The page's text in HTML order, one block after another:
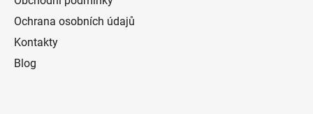
Ochrana osobních údajů
Kontakty
Blog